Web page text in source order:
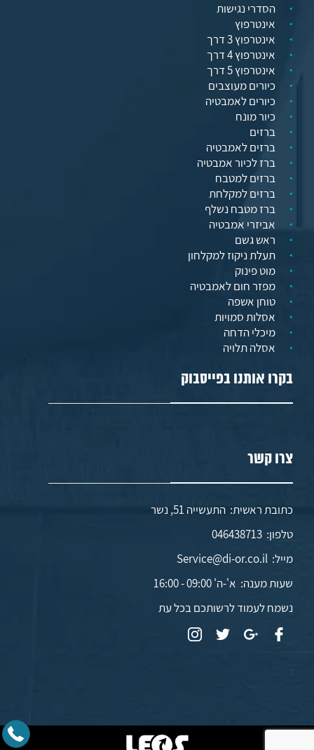
הסדרי נגישות
אינטרפוץ
אינטרפוץ 3 דרך
אינטרפוץ 4 דרך
אינטרפוץ 5 דרך
כיורים מעוצבים
כיורים לאמבטיה
כיור מונח
ברזים
ברזים לאמבטיה
ברז לכיור אמבטיה
ברזים למטבח
ברזים למקלחת
ברז מטבח נשלף
אביזרי אמבטיה
ראש גשם
תעלת ניקוז למקלחון
מוט פינוק
מפזר חום לאמבטיה
טוחן אשפה
אסלות סמויות
מיכלי הדחה
אסלה תלויה
בקרו אותנו בפייסבוק
צרו קשר
כתובת ראשית: התעשייה 51, נשר
טלפון:046438713
מייל:Service@di-or.co.il
שעות מענה: א'-ה' 09:00 - 16:00
נשמח לעמוד לרשותכם בכל עת